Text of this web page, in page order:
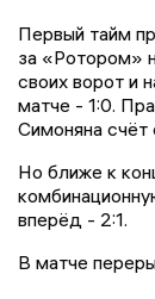
Первый тайм
за «Ротором»
своих ворот и
матче - 1:0.
Симоняна счёт
Но ближе к
вперёд - 2:1.
В матче